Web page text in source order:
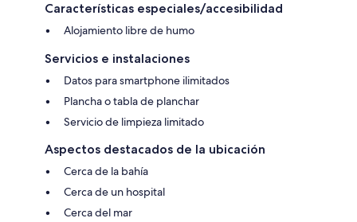
Características especiales/accesibilidad
Alojamiento libre de humo
Servicios e instalaciones
Datos para smartphone ilimitados
Plancha o tabla de planchar
Servicio de limpieza limitado
Aspectos destacados de la ubicación
Cerca de la bahía
Cerca de un hospital
Cerca del mar